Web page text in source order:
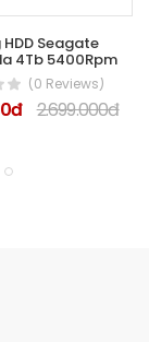
Seagate
4Tb 5400Rpm
(0 Reviews)
2.699.000đ